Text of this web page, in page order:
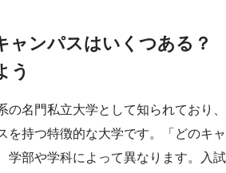
ャンパスはいくつある？
う
の名門私立大学として知られており、
を持つ特徴的な大学です。「どのキャ
学部や学科によって異なります。入試